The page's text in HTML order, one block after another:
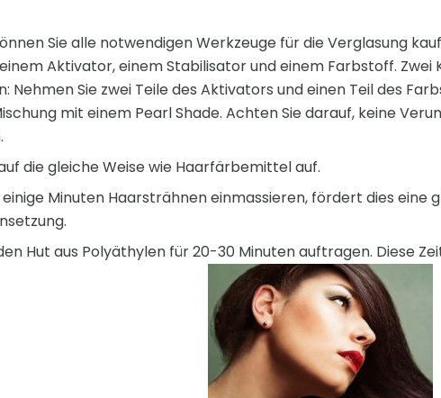
Sie alle notwendigen Werkzeuge für die Verglasung
Aktivator, einem Stabilisator und einem Farbstoff. Zwei
Nehmen Sie zwei Teile des Aktivators und einen Teil des
mit einem Pearl Shade. Achten Sie darauf, keine
die gleiche Weise wie Haarfärbemittel auf.
Minuten Haarsträhnen einmassieren, fördert dies eine
Hut aus Polyäthylen für 20-30 Minuten auftragen. Diese